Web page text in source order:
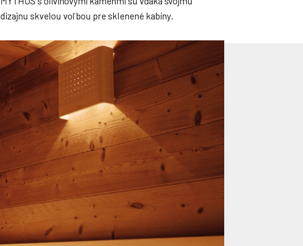
dizajnu skvelou voľbou pre sklenené kabíny.